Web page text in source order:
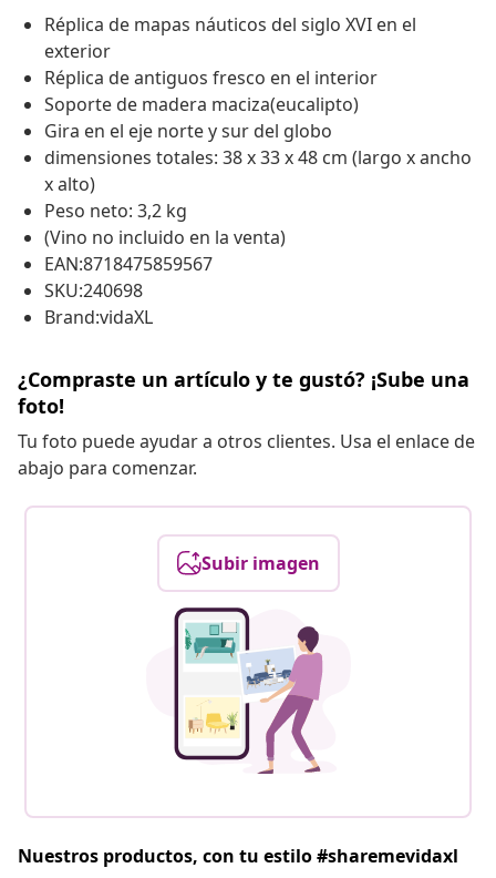
Réplica de mapas náuticos del siglo XVI en el
exterior
Réplica de antiguos fresco en el interior
Soporte de madera maciza(eucalipto)
Gira en el eje norte y sur del globo
dimensiones totales: 38 x 33 x 48 cm (largo x ancho
x alto)
Peso neto: 3,2 kg
(Vino no incluido en la venta)
EAN:8718475859567
SKU:240698
Brand:vidaXL
¿Compraste un artículo y te gustó? ¡Sube una
foto!
Tu foto puede ayudar a otros clientes. Usa el enlace de
abajo para comenzar.
Subir imagen
Nuestros productos, con tu estilo #sharemevidaxl